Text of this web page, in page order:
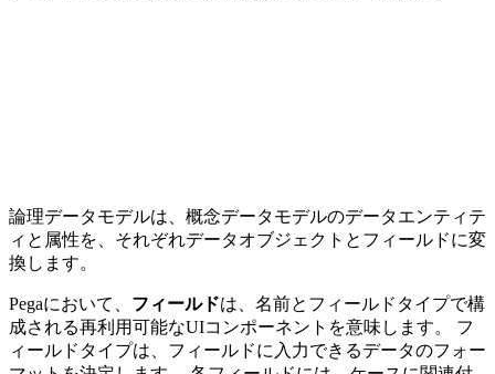
論理データモデルは、概念データモデルのデータエンティテ
ィと属性を、それぞれデータオブジェクトとフィールドに変
換します。
Pegaにおいて、 フィールドは、名前とフィールドタイプで構
成される再利用可能なUIコンポーネントを意味します。 フ
ィールドタイプは、フィールドに入力できるデータのフォー